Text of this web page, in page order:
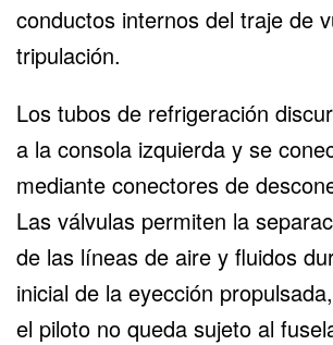
conductos internos del traje de
tripulación.
Los tubos de refrigeración
a la consola izquierda y se
mediante conectores de
Las válvulas permiten la
de las líneas de aire y fluidos
inicial de la eyección
el piloto no queda sujeto al